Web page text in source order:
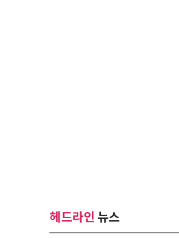
헤드라인 뉴스